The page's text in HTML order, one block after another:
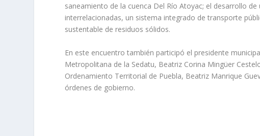
saneamiento de la cuenca Del Río Atoyac; el desarrollo
interrelacionadas, un sistema integrado de transporte
sustentable de residuos sólidos.
En este encuentro también participó el presidente
Metropolitana de la Sedatu, Beatriz Corina Mingüer
Ordenamiento Territorial de Puebla, Beatriz Manrique
órdenes de gobierno.